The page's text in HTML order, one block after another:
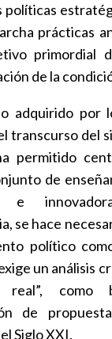
políticas
prácticas
primordial
de la
adquirido por
transcurso del
permitido
de
e
se hace
político
un análisis
real”,
de
Siglo XXI.